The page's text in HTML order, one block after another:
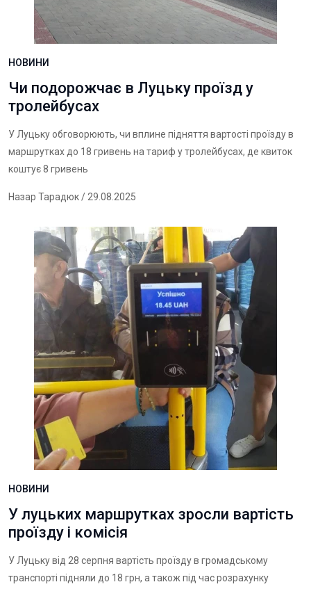
НОВИНИ
Чи подорожчає в Луцьку проїзд у
тролейбусах
У Луцьку обговорюють, чи вплине підняття вартості проїзду в
маршрутках до 18 гривень на тариф у тролейбусах, де квиток
коштує 8 гривень
Назар Тарадюк/ 29.08.2025
НОВИНИ
У луцьких маршрутках зросли вартість
проїзду і комісія
У Луцьку від 28 серпня вартість проїзду в громадському
транспорті підняли до 18 грн, а також під час розрахунку